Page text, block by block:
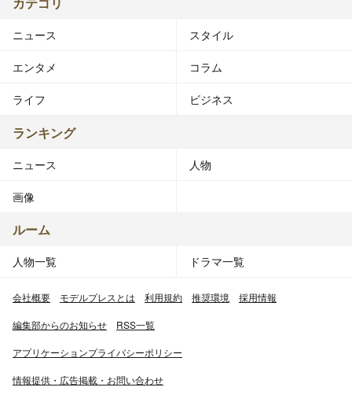
ニュース スタイル
エンタメ コラム
ライフ ビジネス
ランキング
ニュース 人物
画像
ルーム
人物一覧 ドラマ一覧
会社概要 モデルプレスとは 利用規約 推奨環境 採用情報
編集部からのお知らせ RSS一覧
アプリケーションプライバシーポリシー
情報提供・広告掲載・お問い合わせ